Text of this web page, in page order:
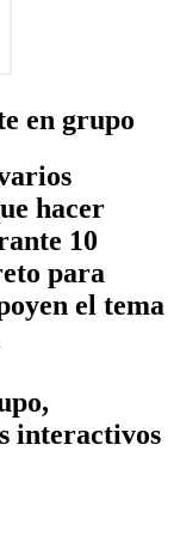
en grupo
hacer
10
para
el tema
interactivos